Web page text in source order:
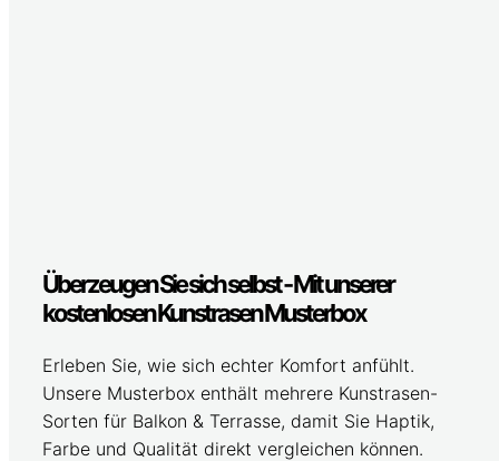
Überzeugen Sie sich selbst - Mit unserer
kostenlosen Kunstrasen Musterbox
Erleben Sie, wie sich echter Komfort anfühlt.
Unsere Musterbox enthält mehrere Kunstrasen-
Sorten für Balkon & Terrasse, damit Sie Haptik,
Farbe und Qualität direkt vergleichen können.